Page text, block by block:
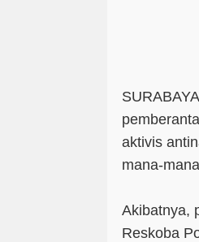
aktivis
mana-
Akibatnya,
Reskoba